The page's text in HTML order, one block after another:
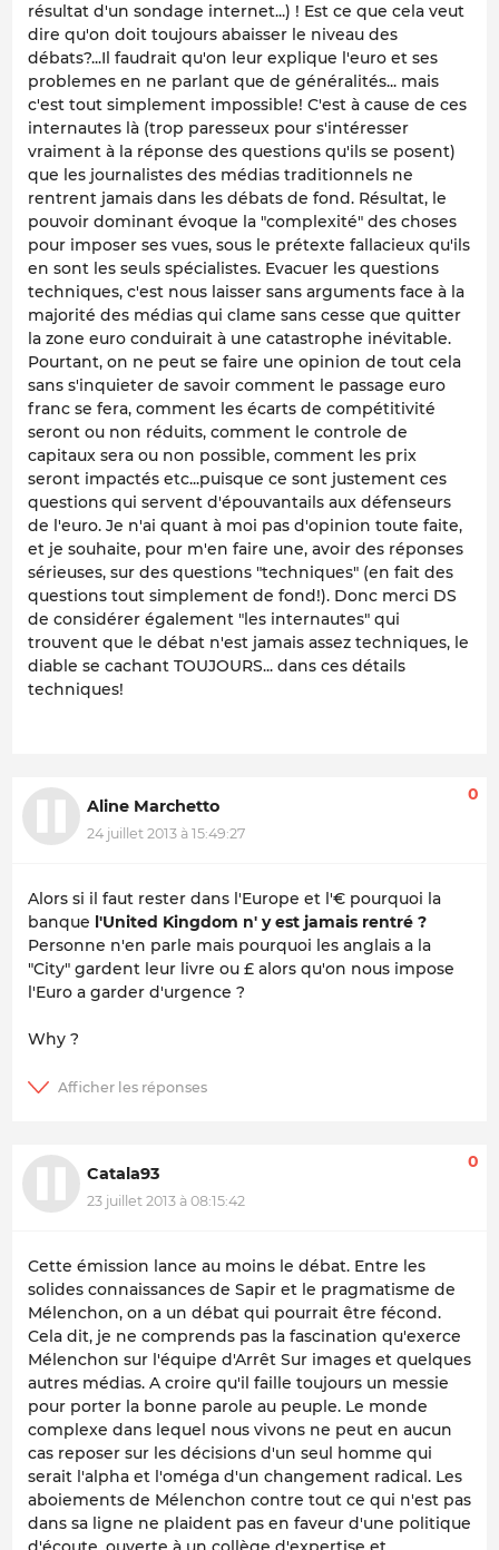
résultat d'un sondage internet...) ! Est ce que cela veut
dire qu'on doit toujours abaisser le niveau des
débats?...Il faudrait qu'on leur explique l'euro et ses
problemes en ne parlant que de généralités... mais
c'est tout simplement impossible! C'est à cause de ces
internautes là (trop paresseux pour s'intéresser
vraiment à la réponse des questions qu'ils se posent)
que les journalistes des médias traditionnels ne
rentrent jamais dans les débats de fond. Résultat, le
pouvoir dominant évoque la "complexité" des choses
pour imposer ses vues, sous le prétexte fallacieux qu'ils
en sont les seuls spécialistes. Evacuer les questions
techniques, c'est nous laisser sans arguments face à la
majorité des médias qui clame sans cesse que quitter
la zone euro conduirait à une catastrophe inévitable.
Pourtant, on ne peut se faire une opinion de tout cela
sans s'inquieter de savoir comment le passage euro
franc se fera, comment les écarts de compétitivité
seront ou non réduits, comment le controle de
capitaux sera ou non possible, comment les prix
seront impactés etc...puisque ce sont justement ces
questions qui servent d'épouvantails aux défenseurs
de l'euro. Je n'ai quant à moi pas d'opinion toute faite,
et je souhaite, pour m'en faire une, avoir des réponses
sérieuses, sur des questions "techniques" (en fait des
questions tout simplement de fond!). Donc merci DS
de considérer également "les internautes" qui
trouvent que le débat n'est jamais assez techniques, le
diable se cachant TOUJOURS... dans ces détails
techniques!
Aline Marchetto
24 juillet 2013 à 15:49:27
0
Alors si il faut rester dans l'Europe et l'€ pourquoi la
banque l'United Kingdom n' y est jamais rentré ?
Personne n'en parle mais pourquoi les anglais a la
"City" gardent leur livre ou £ alors qu'on nous impose
l'Euro a garder d'urgence ?
Why ?
Catala93
23 juillet 2013 à 08:15:42
0
Cette émission lance au moins le débat. Entre les
solides connaissances de Sapir et le pragmatisme de
Mélenchon, on a un débat qui pourrait être fécond.
Cela dit, je ne comprends pas la fascination qu'exerce
Mélenchon sur l'équipe d'Arrêt Sur images et quelques
autres médias. A croire qu'il faille toujours un messie
pour porter la bonne parole au peuple. Le monde
complexe dans lequel nous vivons ne peut en aucun
cas reposer sur les décisions d'un seul homme qui
serait l'alpha et l'oméga d'un changement radical. Les
aboiements de Mélenchon contre tout ce qui n'est pas
dans sa ligne ne plaident pas en faveur d'une politique